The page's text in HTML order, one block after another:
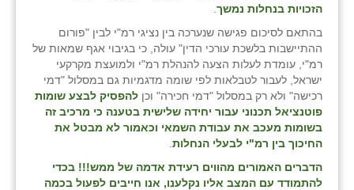
הזכויות בנחלות נמשך
בהתאם לסיכום פגישה שנערכה בין נציגי רמ"י לבין "פורום
ההתיישבות בלשכת עורכי הדין" עולה, כי בגיבוי אגף שמאות של
רמ"י, עומדת לעלות הצעה להנהלת רמ"י ולמועצת מקרקעי
ישראל, לעבור לטבלאות לפי שומה מדגמיות גם במסלול "דמי
רכישה" ולא רק במסלול "דמי חכירה" וכן להפסיק לבצע שומות
פוטנציאל תכנוני עבור יחידה שלישית בטענה כי מרכיב זה
בשומות מעכב את עבודת השמאי וכאמור לא מבטל את
החיכוך בין רמ"י לבעלי הנחלות
הדברים האמורים מהווים רעידת אדמה של ממש!!! בכדי
להתמודד עם המצב אליו נקלענו, אנו חייבים לפעול בכמה
יקנעם
כליל
יד השמונה
כפר אביב
כפר ביאליק
כפר הרי״ף